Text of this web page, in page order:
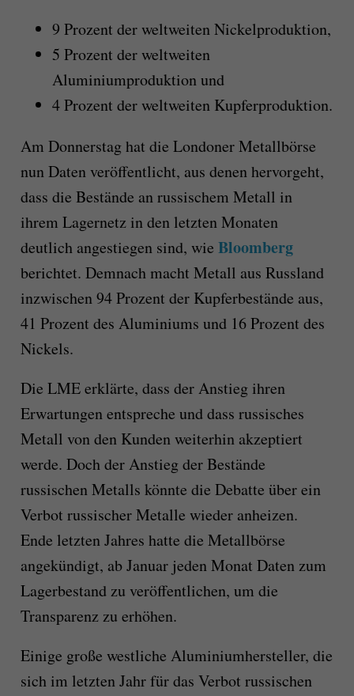
9 Prozent der weltweiten Nickelproduktion,
5 Prozent der weltweiten
Aluminiumproduktion und
4 Prozent der weltweiten Kupferproduktion.
Am Donnerstag hat die Londoner Metallbörse
nun Daten veröffentlicht, aus denen hervorgeht,
dass die Bestände an russischem Metall in
ihrem Lagernetz in den letzten Monaten
deutlich angestiegen sind, wie Bloomberg
berichtet. Demnach macht Metall aus Russland
inzwischen 94 Prozent der Kupferbestände aus,
41 Prozent des Aluminiums und 16 Prozent des
Nickels.
Die LME erklärte, dass der Anstieg ihren
Erwartungen entspreche und dass russisches
Metall von den Kunden weiterhin akzeptiert
werde. Doch der Anstieg der Bestände
russischen Metalls könnte die Debatte über ein
Verbot russischer Metalle wieder anheizen.
Ende letzten Jahres hatte die Metallbörse
angekündigt, ab Januar jeden Monat Daten zum
Lagerbestand zu veröffentlichen, um die
Transparenz zu erhöhen.
Einige große westliche Aluminiumhersteller, die
sich im letzten Jahr für das Verbot russischen